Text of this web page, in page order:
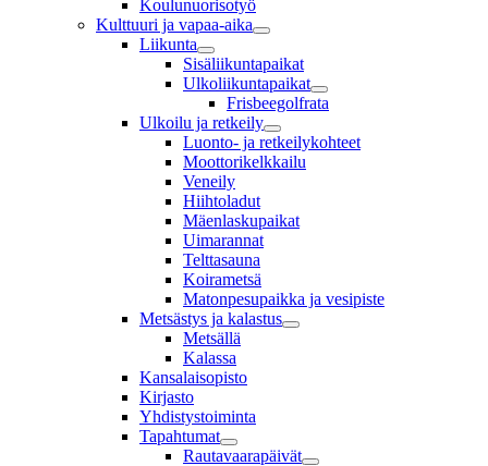
Koulunuorisotyö
Kulttuuri ja vapaa-aika
Liikunta
Sisäliikuntapaikat
Ulkoliikuntapaikat
Frisbeegolfrata
Ulkoilu ja retkeily
Luonto- ja retkeilykohteet
Moottorikelkkailu
Veneily
Hiihtoladut
Mäenlaskupaikat
Uimarannat
Telttasauna
Koirametsä
Matonpesupaikka ja vesipiste
Metsästys ja kalastus
Metsällä
Kalassa
Kansalaisopisto
Kirjasto
Yhdistystoiminta
Tapahtumat
Rautavaarapäivät